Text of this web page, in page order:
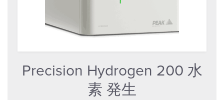
Precision Hydrogen 200 水
素 発生